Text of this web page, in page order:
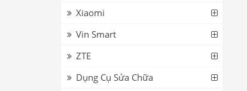
Xiaomi
Vin Smart
ZTE
Dụng Cụ Sửa Chữa